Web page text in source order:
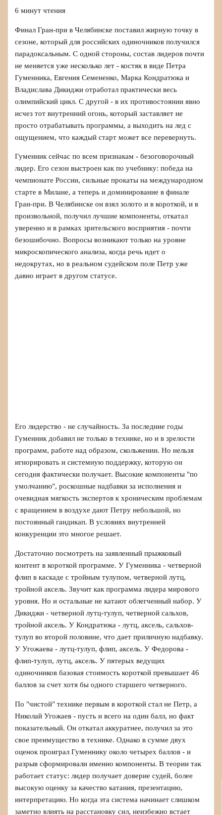
6 минут чтения
Финал Гран-при в Челябинске поставил жирную точку в
сезоне, который для российских одиночников получился
парадоксальным. С одной стороны, состав лидеров почти
не меняется уже несколько лет - костяк в виде Петра
Гуменника, Евгения Семененко, Марка Кондратюка и
Владислава Дикиджи отработал практически весь
олимпийский цикл. С другой - в их противостоянии явно
исчез тот внутренний огонь, который заставляет не
просто отрабатывать программы, а выходить на лед с
ощущением, что каждый старт может все перевернуть.
Гуменник сейчас по всем признакам - безоговорочный
лидер. Его сезон выстроен как по учебнику: победа на
чемпионате России, сильные прокаты на международном
старте в Милане, а теперь и доминирование в финале
Гран-при. В Челябинске он взял золото и в короткой, и в
произвольной, получил лучшие компоненты, откатал
уверенно и в рамках зрительского восприятия - почти
безошибочно. Вопросы возникают только на уровне
микроскопического анализа, когда речь идет о
недокрутах, но в реальном судейском поле Петр уже
давно играет в другом статусе.
Его лидерство - не случайность. За последние годы
Гуменник добавил не только в технике, но и в зрелости
программ, работе над образом, скольжении. Но нельзя
игнорировать и системную поддержку, которую он
сегодня фактически получает. Высокие компоненты "по
умолчанию", роскошные надбавки за исполнения и
очевидная мягкость экспертов к хроническим проблемам
с вращением в воздухе дают Петру небольшой, но
постоянный гандикап. В условиях внутренней
конкуренции это многое решает.
Достаточно посмотреть на заявленный прыжковый
контент в короткой программе. У Гуменника - четверной
флип в каскаде с тройным тулупом, четверной лутц,
тройной аксель. Звучит как программа лидера мирового
уровня. Но и остальные не катают облегченный набор. У
Дикиджи - четверной лутц-тулуп, четверной сальхов,
тройной аксель. У Кондратюка - лутц, аксель, сальхов-
тулуп во второй половине, что дает приличную надбавку.
У Угожаева - лутц-тулуп, флип, аксель. У Федорова -
флип-тулуп, лутц, аксель. У пятерых ведущих
одиночников базовая стоимость короткой превышает 46
баллов за счет хотя бы одного старшего четверного.
По "чистой" технике первым в короткой стал не Петр, а
Николай Угожаев - пусть и всего на один балл, но факт
показательный. Он откатал аккуратнее, получил за это
свое преимущество в технике. Однако в сумме двух
оценок проиграл Гуменнику около четырех баллов - и
разрыв сформировали именно компоненты. В теории так
работает статус: лидер получает доверие судей, более
высокую оценку за качество катания, презентацию,
интерпретацию. Но когда эта система начинает слишком
заметно влиять на расстановку сил, неизбежно встает